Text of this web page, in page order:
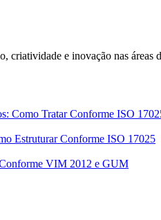
e inovação nas áreas
Como Tratar Conforme ISO
Estruturar Conforme ISO 17025
VIM 2012 e GUM